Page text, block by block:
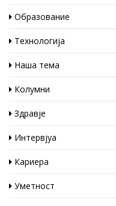
Образование
Технологија
Наша тема
Колумни
Здравје
Интервјуа
Кариера
Уметност